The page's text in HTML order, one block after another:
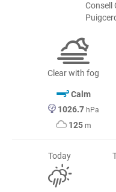
Consell
Clear with fog
Calm
1026.7 hPa
125 m
Today